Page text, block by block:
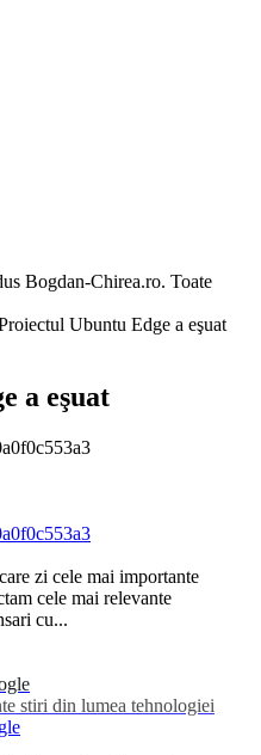
Bogdan-Chirea.ro. Toate
Ubuntu Edge a eşuat
a eşuat
zi cele mai importante
cele mai relevante
cu...
stiri din lumea tehnologiei